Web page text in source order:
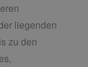
liegenden
zu den